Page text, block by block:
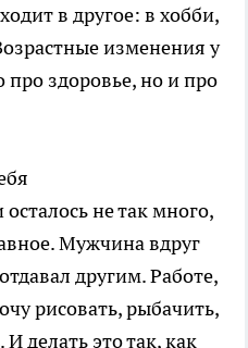
в другое: в хобби,
изменения у
здоровье, но и про
не так много,
Мужчина вдруг
другим. Работе,
рисовать, рыбачить,
делать это так, как